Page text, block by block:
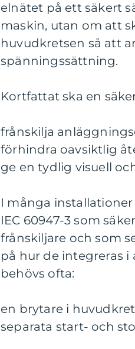
elnätet på ett säkert
maskin, utan om att
huvudkretsen så att
spänningssättning.
Kortfattat ska en
frånskilja
förhindra oavsiktlig
ge en tydlig visuell
I många
IEC 60947-3 som
frånskiljare och som
på hur de integreras
behövs ofta:
en brytare i
separata start- och